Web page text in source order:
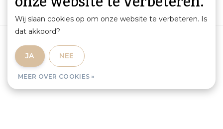
Productinformatie en aansprakelijkheid
Sitemap
Wij slaan cookies op om onze website te verbeteren. Is
dat akkoord?
JA NEE
MEER OVER COOKIES »